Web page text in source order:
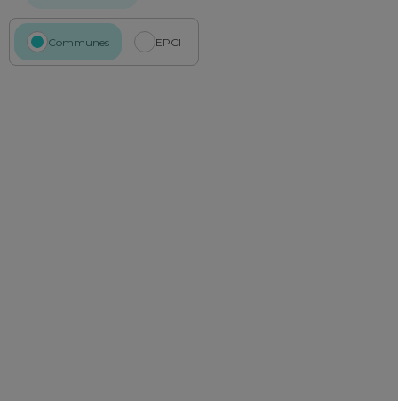
Communes EPCI